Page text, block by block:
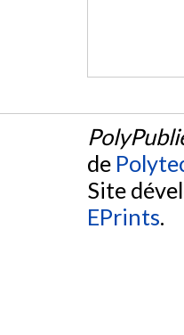
de
Site
EPrints.